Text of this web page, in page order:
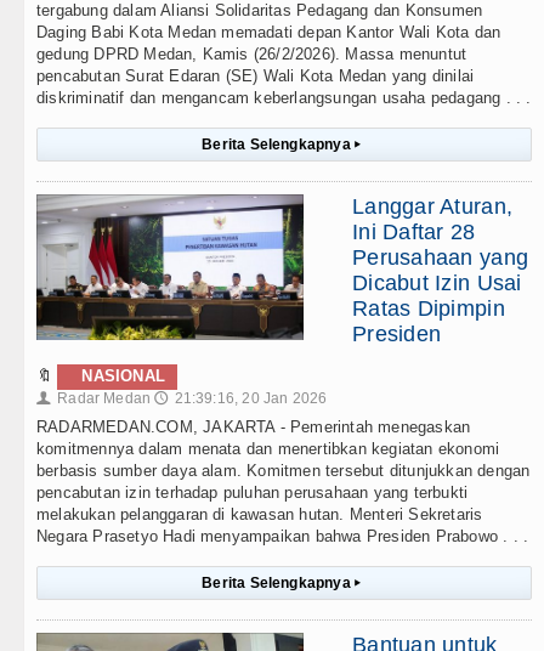
tergabung dalam Aliansi Solidaritas Pedagang dan Konsumen
Daging Babi Kota Medan memadati depan Kantor Wali Kota dan
gedung DPRD Medan, Kamis (26/2/2026). Massa menuntut
pencabutan Surat Edaran (SE) Wali Kota Medan yang dinilai
diskriminatif dan mengancam keberlangsungan usaha pedagang . . .
Berita Selengkapnya ▸
Langgar Aturan,
Ini Daftar 28
Perusahaan yang
Dicabut Izin Usai
Ratas Dipimpin
Presiden
🔖 NASIONAL
👤 Radar Medan 🕔 21:39:16, 20 Jan 2026
RADARMEDAN.COM, JAKARTA - Pemerintah menegaskan
komitmennya dalam menata dan menertibkan kegiatan ekonomi
berbasis sumber daya alam. Komitmen tersebut ditunjukkan dengan
pencabutan izin terhadap puluhan perusahaan yang terbukti
melakukan pelanggaran di kawasan hutan. Menteri Sekretaris
Negara Prasetyo Hadi menyampaikan bahwa Presiden Prabowo . . .
Berita Selengkapnya ▸
Bantuan untuk